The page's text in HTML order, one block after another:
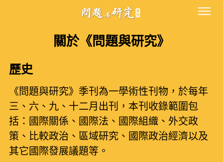
關於《問題與研究》
歷史
《問題與研究》季刊為一學術性刊物，於每年
三、六、九、十二月出刊，本刊收錄範圍包
括：國際關係、國際法、國際組織、外交政
策、比較政治、區域研究、國際政治經濟以及
其它國際發展議題等。